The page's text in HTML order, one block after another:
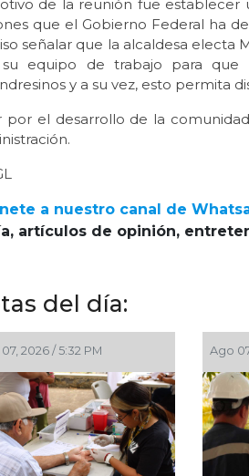
de la reunión fue
que el Gobierno Federal ha
señalar que la alcaldesa electa
equipo de trabajo para que
y a su vez, esto permita
por el desarrollo de la
a nuestro canal de
artículos de opinión,
del día:
2026 / 5:32 PM Ago